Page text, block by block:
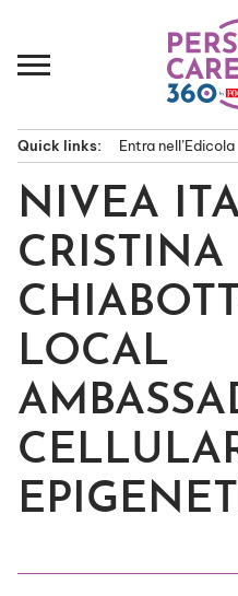
contenuto
principale
Quick links: Entra nell’Edicola
NIVEA
CRISTINA
LOCAL